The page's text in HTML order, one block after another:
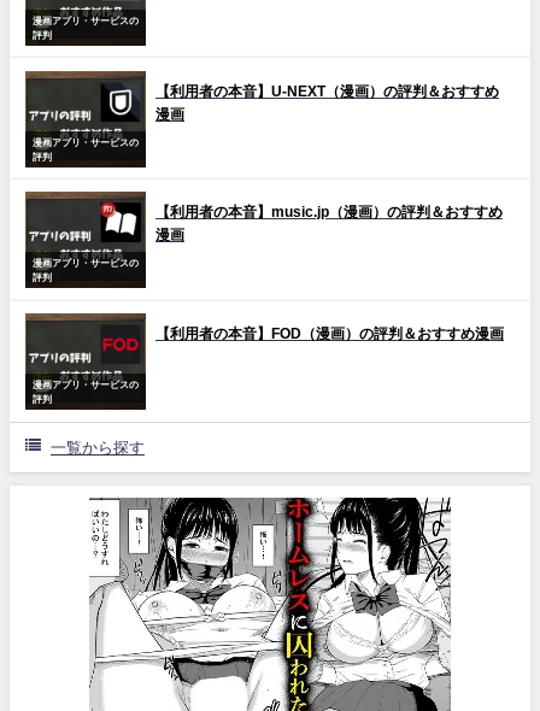
漫画アプリ・サービスの
評判
漫画アプリ・サービスの
評判
【利用者の本音】U-NEXT（漫画）の評判＆おすすめ
漫画
漫画アプリ・サービスの
評判
【利用者の本音】music.jp（漫画）の評判＆おすすめ
漫画
漫画アプリ・サービスの
評判
【利用者の本音】FOD（漫画）の評判＆おすすめ漫画
一覧から探す